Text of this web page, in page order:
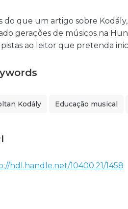
do que um artigo sobre
gerações de músicos na
ao leitor que pretenda
Kodály Educação musical
hdl.handle.net/10400.21/1458